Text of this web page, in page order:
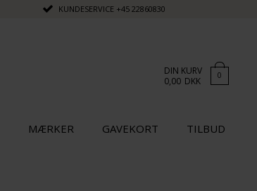
KUNDESERVICE +45 22860830
DIN KURV
0,00 DKK 0
MÆRKER GAVEKORT TILBUD